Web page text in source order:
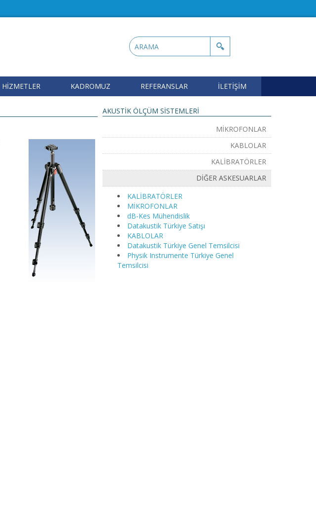
HİZMETLER KADROMUZ REFERANSLAR İLETİŞİM
AKUSTİK ÖLÇÜM SİSTEMLERİ
MİKROFONLAR
KABLOLAR
KALİBRATÖRLER
DİĞER ASKESUARLAR
KALİBRATÖRLER
MİKROFONLAR
dB-Kes Mühendislik
Datakustik Türkiye Satışı
KABLOLAR
Datakustik Türkiye Genel Temsilcisi
Physik Instrumente Türkiye Genel
Temsilcisi